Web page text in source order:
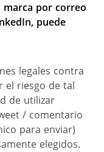
marca por correo
puede
legales contra
el riesgo de tal
de utilizar
/ comentario
para enviar)
elegidos.